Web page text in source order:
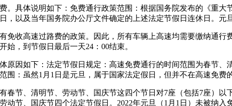
。具体说明如下：免费通行政策范围：根据国务院发布的《重
，以及当年国务院办公厅文件确定的上述法定节假日连休日。元
免收高速过路费的政策。因此，所有车辆上高速均需要缴纳通
始，到节假日最后一天24：00结束。
原因如下：法定节假日规定：高速免费通行的时间范围为春节
围：虽然1月1日是元旦，属于国家法定假日，但并不在高速免费
春节、清明节、劳动节、国庆节这四个节日对7座（包括7座）
动节、国庆节四个法定节假日。2022年元旦（1月1日）未被纳入